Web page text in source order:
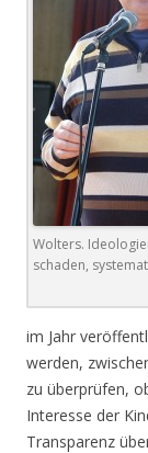
Wolters.
schaden,
im Jahr
werden,
zu überprüfen,
Interesse der
Transparenz